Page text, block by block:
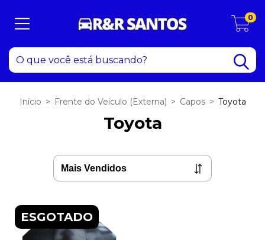
0
Início > Frente do Veículo (Externa) > Capos > Toyota
Toyota
ESGOTADO